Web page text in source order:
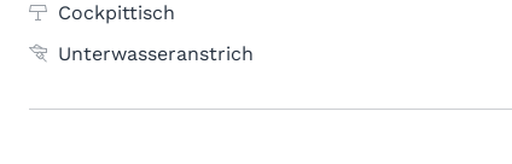
Cockpittisch
Unterwasseranstrich